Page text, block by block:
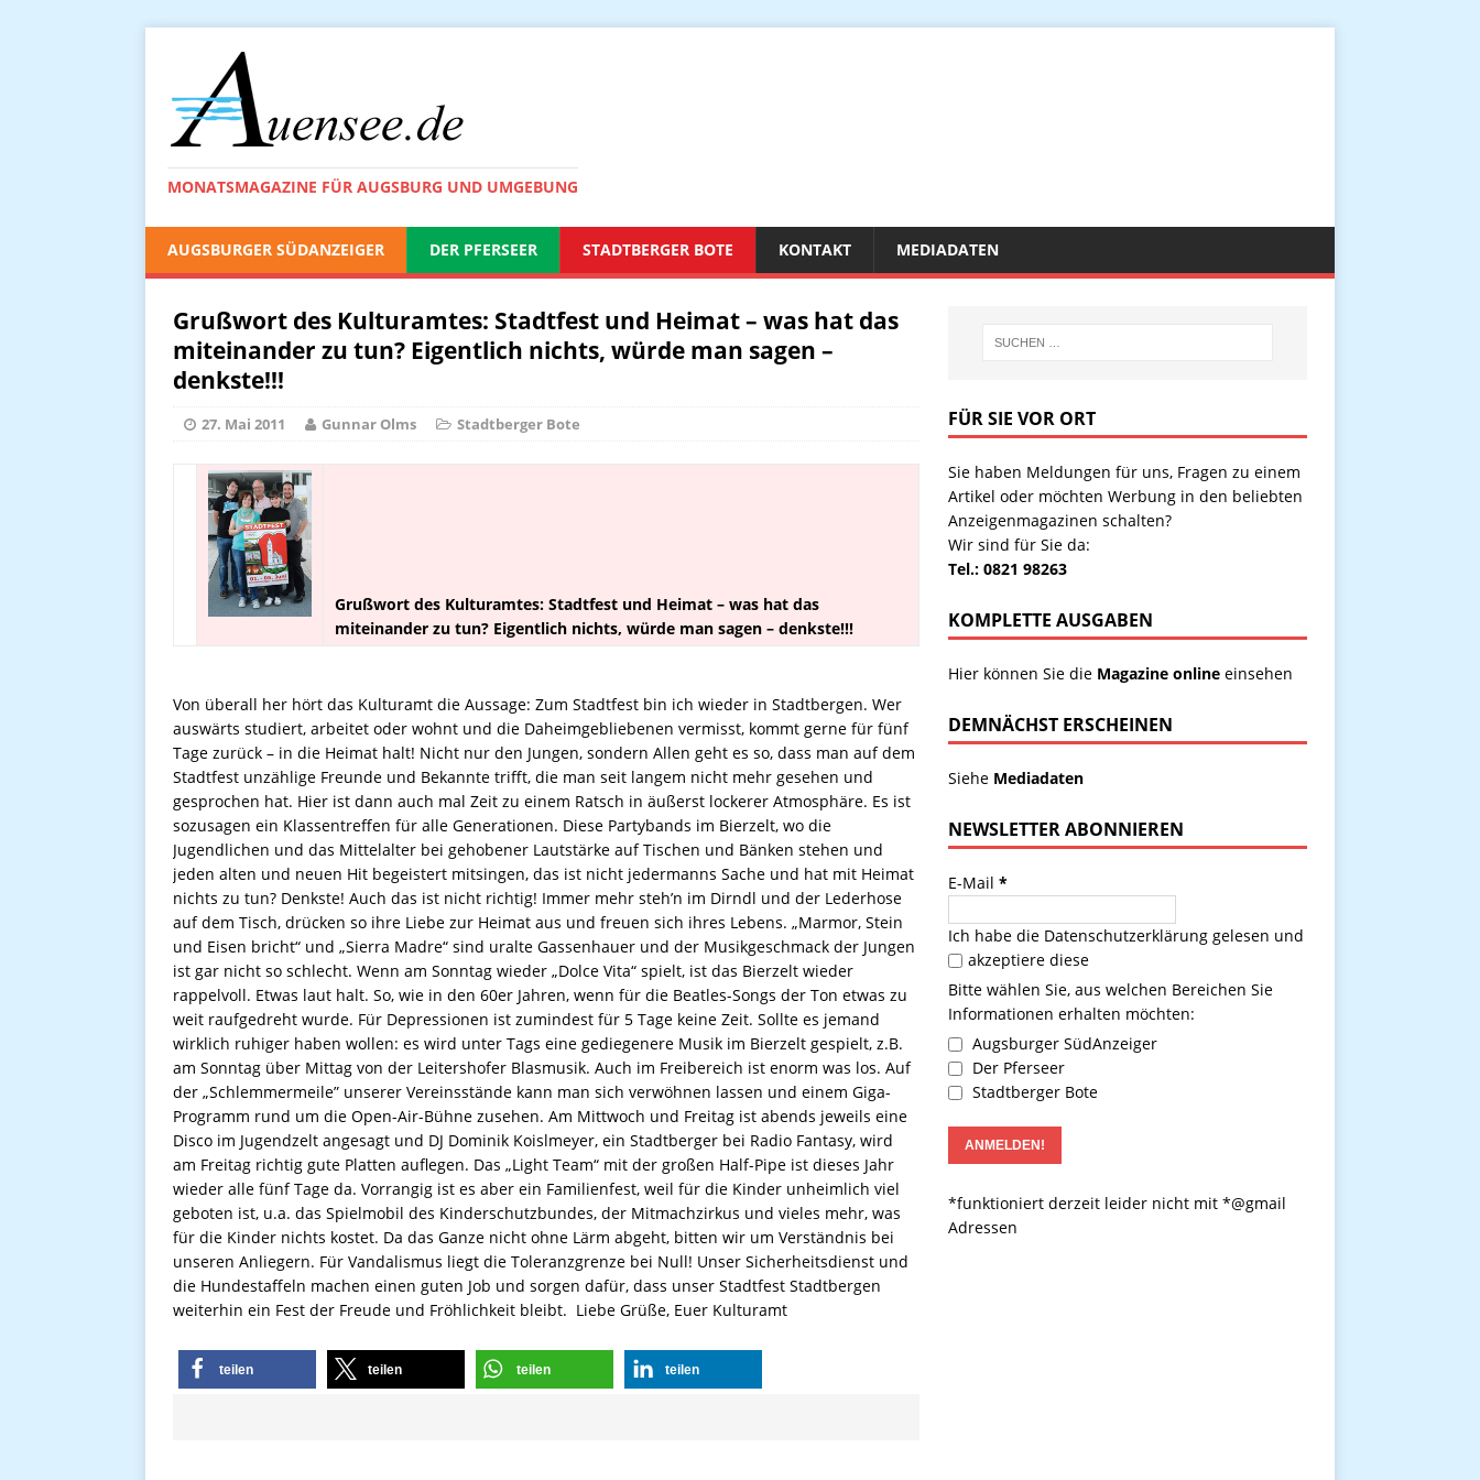
MONATSMAGAZINE FÜR AUGSBURG UND UMGEBUNG
AUGSBURGER SÜDANZEIGER DER PFERSEER STADTBERGER BOTE KONTAKT MEDIADATEN
Grußwort des Kulturamtes: Stadtfest und Heimat – was hat das
miteinander zu tun? Eigentlich nichts, würde man sagen –
denkste!!!
27. Mai 2011 Gunnar Olms Stadtberger Bote
Grußwort des Kulturamtes: Stadtfest und Heimat – was hat das
miteinander zu tun? Eigentlich nichts, würde man sagen – denkste!!!
Von überall her hört das Kulturamt die Aussage: Zum Stadtfest bin ich wieder in Stadtbergen. Wer
auswärts studiert, arbeitet oder wohnt und die Daheimgebliebenen vermisst, kommt gerne für fünf
Tage zurück – in die Heimat halt! Nicht nur den Jungen, sondern Allen geht es so, dass man auf dem
Stadtfest unzählige Freunde und Bekannte trifft, die man seit langem nicht mehr gesehen und
gesprochen hat. Hier ist dann auch mal Zeit zu einem Ratsch in äußerst lockerer Atmosphäre. Es ist
sozusagen ein Klassentreffen für alle Generationen. Diese Partybands im Bierzelt, wo die
Jugendlichen und das Mittelalter bei gehobener Lautstärke auf Tischen und Bänken stehen und
jeden alten und neuen Hit begeistert mitsingen, das ist nicht jedermanns Sache und hat mit Heimat
nichts zu tun? Denkste! Auch das ist nicht richtig! Immer mehr steh’n im Dirndl und der Lederhose
auf dem Tisch, drücken so ihre Liebe zur Heimat aus und freuen sich ihres Lebens. „Marmor, Stein
und Eisen bricht“ und „Sierra Madre“ sind uralte Gassenhauer und der Musikgeschmack der Jungen
ist gar nicht so schlecht. Wenn am Sonntag wieder „Dolce Vita“ spielt, ist das Bierzelt wieder
rappelvoll. Etwas laut halt. So, wie in den 60er Jahren, wenn für die Beatles-Songs der Ton etwas zu
weit raufgedreht wurde. Für Depressionen ist zumindest für 5 Tage keine Zeit. Sollte es jemand
wirklich ruhiger haben wollen: es wird unter Tags eine gediegenere Musik im Bierzelt gespielt, z.B.
am Sonntag über Mittag von der Leitershofer Blasmusik. Auch im Freibereich ist enorm was los. Auf
der „Schlemmermeile” unserer Vereinsstände kann man sich verwöhnen lassen und einem Giga-
Programm rund um die Open-Air-Bühne zusehen. Am Mittwoch und Freitag ist abends jeweils eine
Disco im Jugendzelt angesagt und DJ Dominik Koislmeyer, ein Stadtberger bei Radio Fantasy, wird
am Freitag richtig gute Platten auflegen. Das „Light Team“ mit der großen Half-Pipe ist dieses Jahr
wieder alle fünf Tage da. Vorrangig ist es aber ein Familienfest, weil für die Kinder unheimlich viel
geboten ist, u.a. das Spielmobil des Kinderschutzbundes, der Mitmachzirkus und vieles mehr, was
für die Kinder nichts kostet. Da das Ganze nicht ohne Lärm abgeht, bitten wir um Verständnis bei
unseren Anliegern. Für Vandalismus liegt die Toleranzgrenze bei Null! Unser Sicherheitsdienst und
die Hundestaffeln machen einen guten Job und sorgen dafür, dass unser Stadtfest Stadtbergen
weiterhin ein Fest der Freude und Fröhlichkeit bleibt. Liebe Grüße, Euer Kulturamt
teilen teilen teilen teilen
FÜR SIE VOR ORT
Sie haben Meldungen für uns, Fragen zu einem
Artikel oder möchten Werbung in den beliebten
Anzeigenmagazinen schalten?
Wir sind für Sie da:
Tel.: 0821 98263
KOMPLETTE AUSGABEN
Hier können Sie die Magazine onlineeinsehen
DEMNÄCHST ERSCHEINEN
Siehe Mediadaten
NEWSLETTER ABONNIEREN
E-Mail *
Ich habe die Datenschutzerklärunggelesen und
akzeptiere diese
Bitte wählen Sie, aus welchen Bereichen Sie
Informationen erhalten möchten:
Augsburger SüdAnzeiger
Der Pferseer
Stadtberger Bote
*funktioniert derzeit leider nicht mit *@gmail
Adressen